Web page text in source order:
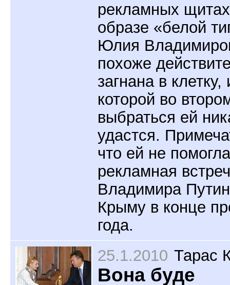
рекламных
образе «белой
Юлия
похоже
загнана в клетку,
которой во
выбраться ей
удастся.
что ей не
рекламная
Владимира
Крыму в конце
года.
25.1.2010 Тарас
Вона буде